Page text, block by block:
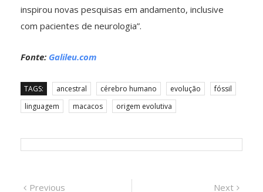
inspirou novas pesquisas em andamento, inclusive
com pacientes de neurologia”.
Fonte: Galileu.com
TAGS: ancestral cérebro humano evolução
fóssil
linguagem
macacos origem evolutiva
Previous Next